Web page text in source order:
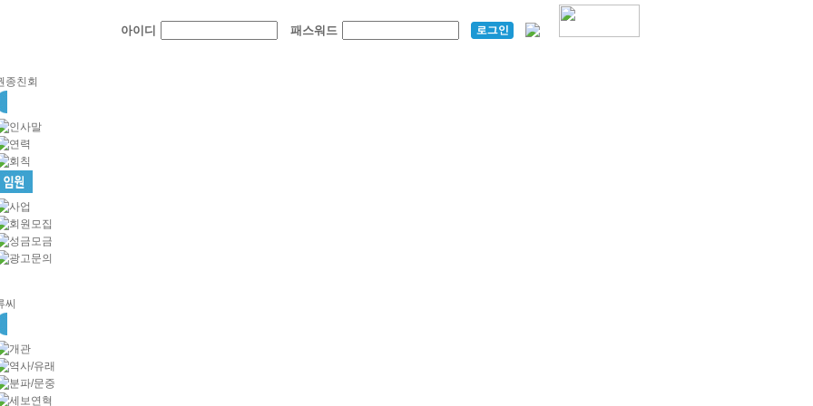
아이디 패스워드